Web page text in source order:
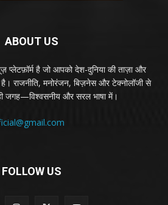
ABOUT US
है जो आपको देश-दुनिया की ताज़ा और
राजनीति, मनोरंजन, बिज़नेस और टेक्नोलॉजी से
जगह—विश्वसनीय और सरल भाषा में।
FOLLOW US